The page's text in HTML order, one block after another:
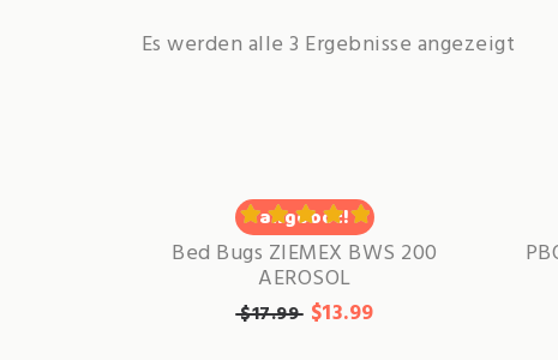
Es werden alle 3 Ergebnisse angezeigt
angebot!
Bewertet mit
5.00von 5
Bed Bugs ZIEMEX BWS 200
AEROSOL
$17.99 $13.99